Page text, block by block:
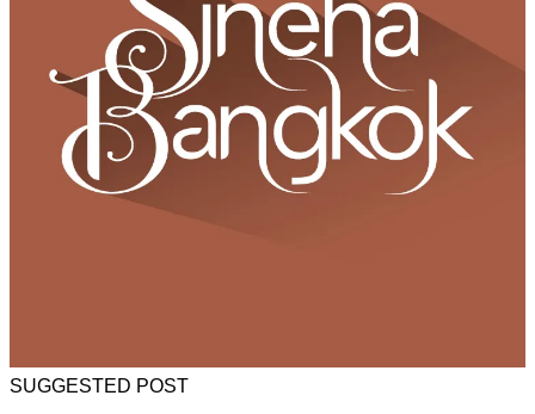
SUGGESTED POST